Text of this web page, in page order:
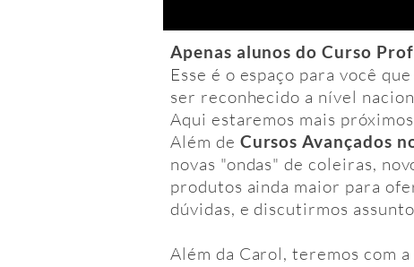
Apenas alunos do Curso
Esse é o espaço para você
ser reconhecido a nível
Aqui estaremos mais
Além de Cursos Avançados
novas "ondas" de coleiras,
produtos ainda maior para
dúvidas, e discutirmos
Além da Carol, teremos com